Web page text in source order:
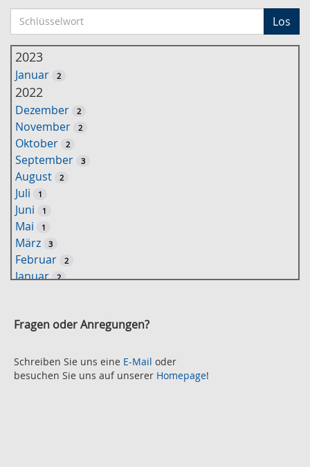
c
h
ü
w
o
r
u
c
Los
2023
Januar 2
2022
Dezember 2
November 2
Oktober 2
September 3
August 2
Juli 1
Juni 1
Mai 1
März 3
Februar 2
Januar 2
Oktober 2
August 2
Juli 2
Fragen oder Anregungen?
Schreiben Sie uns eine E-Mail oder
besuchen Sie uns auf unserer Homepage!